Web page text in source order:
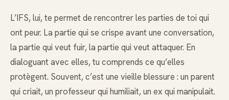
L’IFS, lui, te permet de rencontrer les parties de toi qui
ont peur. La partie qui se crispe avant une conversation,
la partie qui veut fuir, la partie qui veut attaquer. En
dialoguant avec elles, tu comprends ce qu’elles
protègent. Souvent, c’est une vieille blessure : un parent
qui criait, un professeur qui humiliait, un ex qui manipulait.